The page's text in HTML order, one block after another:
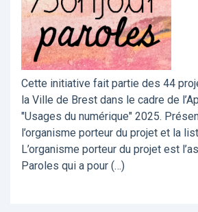
Cette initiative fait partie des 44
la Ville de Brest dans le cadre de
"Usages du numérique" 2025.
l’organisme porteur du projet et la
L’organisme porteur du projet est
Paroles qui a pour (…)